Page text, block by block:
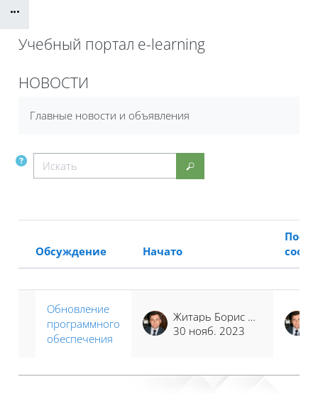
Учебный портал e-learning
Блоки
НОВОСТИ
Главные новости и объявления
Искать
Искать
Статус
Обсуждение Начато
Обновление
программного
обеспечения
Житарь Борис Николаевич
30 нояб. 2023